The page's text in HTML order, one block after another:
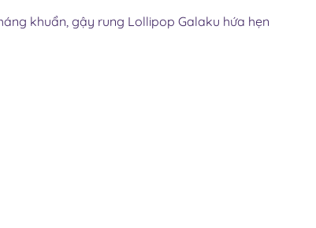
khuẩn, gậy rung Lollipop Galaku hứa hẹn